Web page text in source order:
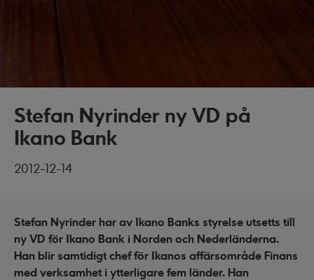
Stefan Nyrinder ny VD på
Ikano Bank
2012-12-14
Stefan Nyrinder har av Ikano Banks styrelse utsetts till
ny VD för Ikano Bank i Norden och Nederländerna.
Han blir samtidigt chef för Ikanos affärsområde Finans
med verksamhet i ytterligare fem länder. Han